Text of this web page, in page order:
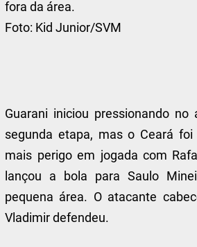
fora da área.
Foto: Kid Junior/SVM
Guarani iniciou pressionando
segunda etapa, mas o Ceará
mais perigo em jogada com
lançou a bola para Saulo
pequena área. O atacante
Vladimir defendeu.